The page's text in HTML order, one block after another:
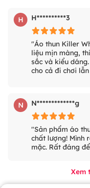
H H**********3
"Áo thun Killer
liệu mịn màng,
sắc và kiểu
cho cả đi chơi
N N*************g
"Sản phẩm áo
chất lượng! Mình
mặc. Rất đáng
Xem